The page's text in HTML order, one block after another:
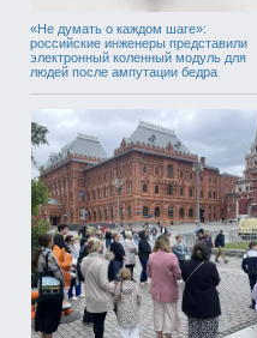
«Не думать о каждом шаге»:
российские инженеры представили
электронный коленный модуль для
людей после ампутации бедра